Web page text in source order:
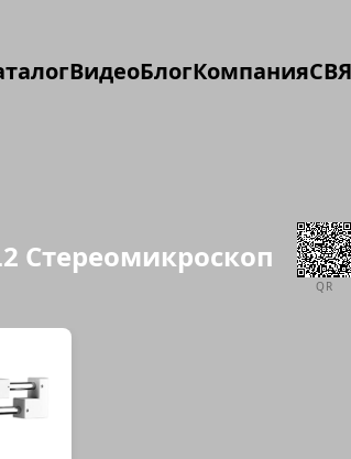
ВидеоБлогКомпания
Стереомикроскоп
QR